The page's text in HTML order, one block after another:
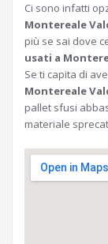
Ci sono infatti
Montereale
più se sai dove
usati a
Se ti capita di
Montereale
pallet sfusi
materiale